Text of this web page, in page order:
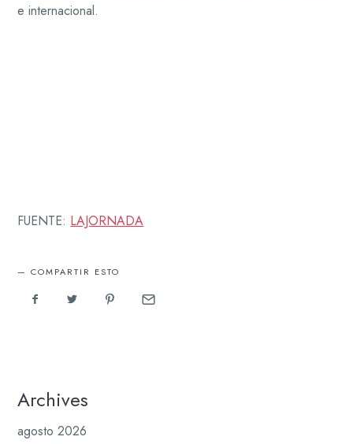
e internacional.
FUENTE: LAJORNADA
COMPARTIR ESTO
Archives
agosto 2026